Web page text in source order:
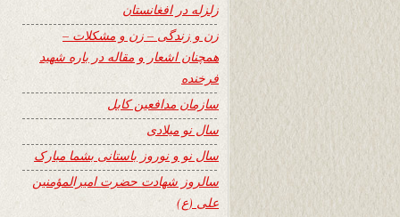
زلزله در افغانستان
زن و زندگی – زن و مشکلات –
همچنان اشعار و مقاله در باره شهید
فرخنده
سازمان مدافعین کابل
سال نو میلادی
سال نو و نوروز باستانی بشما مبارک
سالروز شهادت حضرت امیرالمؤمنین
علی (ع)